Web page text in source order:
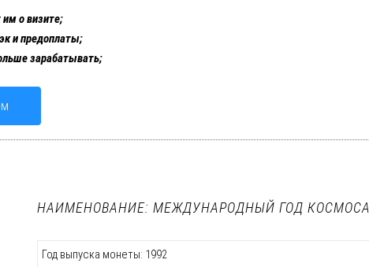
о визите;
и предоплаты;
зарабатывать;
НАИМЕНОВАНИЕ: МЕЖДУНАРОДНЫЙ ГОД КОСМОСА
Год выпуска монеты: 1992